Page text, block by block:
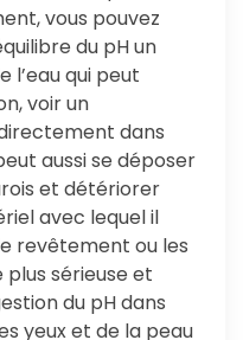
vous pouvez
du pH un
l’eau qui peut
voir un
dans
aussi se déposer
et détériorer
avec lequel il
revêtement ou les
sérieuse et
du pH dans
yeux et de la peau